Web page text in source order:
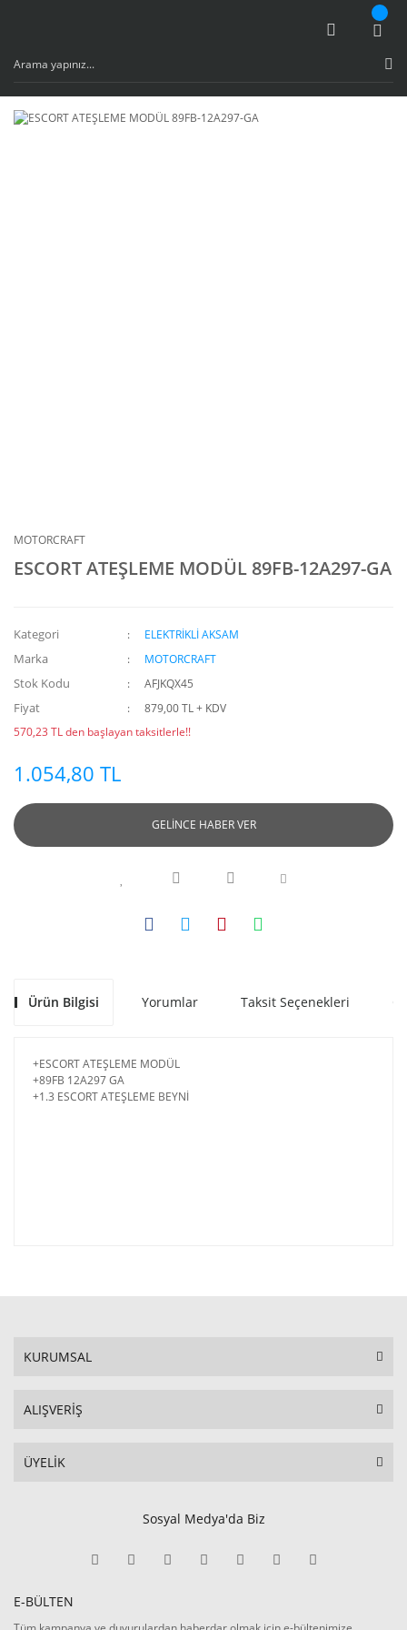
MOTORCRAFT
ESCORT ATEŞLEME MODÜL 89FB-12A297-GA
Kategori ELEKTRİKLİ AKSAM
Marka MOTORCRAFT
Stok Kodu AFJKQX45
Fiyat
879,00 TL + KDV
570,23 TL den başlayan taksitlerle!!
1.054,80 TL
GELİNCE HABER VER
Ürün Bilgisi Yorumlar Taksit Seçenekleri
+ESCORT ATEŞLEME MODÜL
+89FB 12A297 GA
+1.3 ESCORT ATEŞLEME BEYNİ
KURUMSAL
ALIŞVERİŞ
ÜYELİK
Sosyal Medya'da Biz
E-BÜLTEN